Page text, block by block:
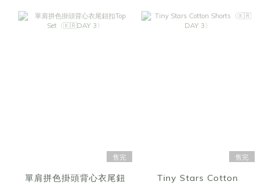
售完
單肩拼色掛頭背心衣尾鈕
售完
Tiny Stars Cotton